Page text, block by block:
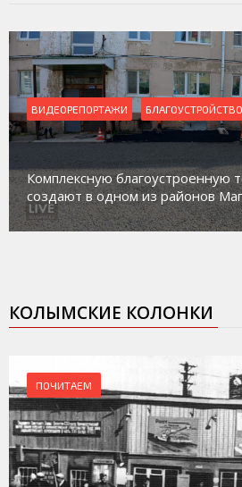
ВИДЕОРЕПОРТАЖИ
Магадан присоединился к
работе с
социального риска
КОЛЫМСКИЕ КОЛОНКИ
ПОЧИТАЕМ